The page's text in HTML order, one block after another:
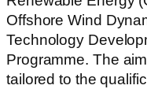
Offshore Wind
Technology
Programme. The
tailored to the